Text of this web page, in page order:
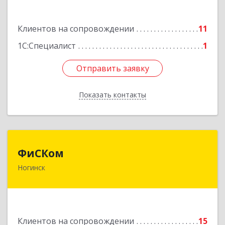
Клиентов на сопровождении
11
1С:Специалист
1
Отправить заявку
Показать контакты
Отправить заявку
Назад
ФиСКом
Ногинск
Клиентов на сопровождении 15